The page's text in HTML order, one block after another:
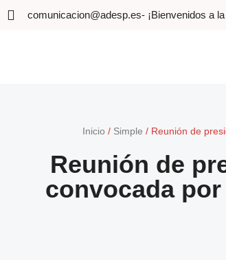
comunicacion@adesp.es- ¡Bienvenidos a
Inicio / Simple / Reunión de
Reunión de
convocada